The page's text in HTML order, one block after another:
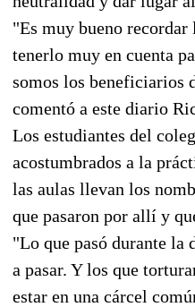
"Es muy bueno recordar
tenerlo muy en cuenta
somos los beneficiarios
comentó a este diario
Los estudiantes del
acostumbrados a la
las aulas llevan los
que pasaron por allí y
"Lo que pasó durante la
a pasar. Y los que
estar en una cárcel